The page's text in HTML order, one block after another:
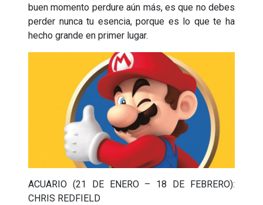
buen momento perdure aún más, es que no debes
perder nunca tu esencia, porque es lo que te ha
hecho grande en primer lugar.
ACUARIO (21 DE ENERO – 18 DE FEBRERO):
CHRIS REDFIELD